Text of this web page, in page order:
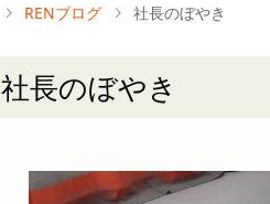
RENブログ 社長のぼやき
社長のぼやき